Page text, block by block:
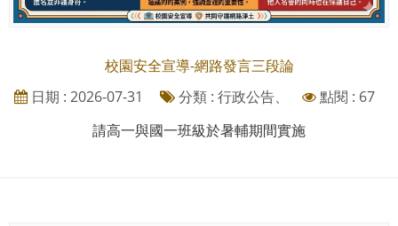
校園安全宣導-網路發言三段論
日期 : 2026-07-31
分類 : 行政公告、
點閱 : 67
請高一與國一班級於暑輔期間實施